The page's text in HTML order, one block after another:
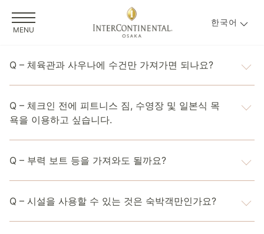
MENU
한국어
Q – 체육관과 사우나에 수건만 가져가면 되나요?
다. 객실에서 수건을 가져올 필요가 없습니다.
Q – 체크인 전에 피트니스 짐, 수영장 및 일본식 목
욕을 이용하고 싶습니다.
까지 이용하실 수 있습니다.
Q – 부력 보트 등을 가져와도 될까요?
킥보드 및 팔 도우미를 제공하고 있으니 이를 이용해 주세
Q – 시설을 사용할 수 있는 것은 숙박객만인가요?